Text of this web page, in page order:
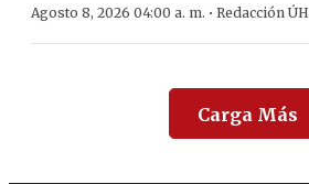
Agosto 8, 2026 04:00 a. m. · Redacción ÚH
Carga Más